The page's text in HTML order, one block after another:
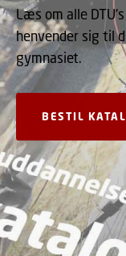
Læs om alle
henvender sig til
gymnasiet.
BESTIL